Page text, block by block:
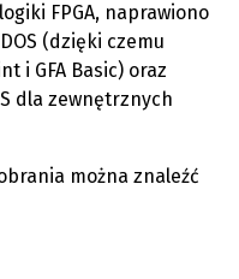
FPGA, naprawiono
(dzięki czemu
i GFA Basic) oraz
dla zewnętrznych
można znaleźć